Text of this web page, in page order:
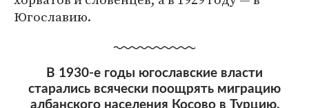
Югославию.
В 1930-е годы югославские власти
старались всячески поощрять миграцию
албанского населения Косово в Турцию,